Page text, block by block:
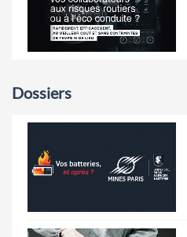
Dossiers